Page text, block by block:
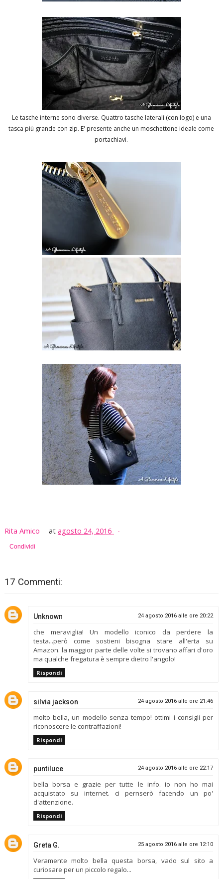
Le tasche interne sono diverse. Quattro tasche laterali (con logo) e una
tasca più grande con zip. E' presente anche un moschettone ideale come
portachiavi.
Rita Amico atagosto 24, 2016
Condividi
17 Commenti:
Unknown 24 agosto 2016 alle ore 20:22
che meraviglia! Un modello iconico da perdere la
testa...però come sostieni bisogna stare all'erta su
Amazon. la maggior parte delle volte si trovano affari d'oro
ma qualche fregatura è sempre dietro l'angolo!
Rispondi
silvia jackson 24 agosto 2016 alle ore 21:46
molto bella, un modello senza tempo! ottimi i consigli per
riconoscere le contraffazioni!
Rispondi
puntiluce 24 agosto 2016 alle ore 22:17
bella borsa e grazie per tutte le info. io non ho mai
acquistato su internet. ci pernserò facendo un po'
d'attenzione.
Rispondi
Greta G. 25 agosto 2016 alle ore 12:10
Veramente molto bella questa borsa, vado sul sito a
curiosare per un piccolo regalo...